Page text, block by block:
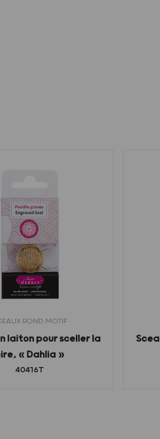
ROND MOTIF
laiton pour sceller la
« Dahlia »
40416T